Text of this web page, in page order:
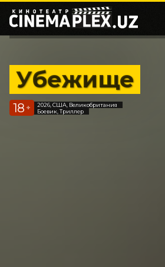
Убежище
18 +
2026, США, Великобритания
Боевик, Триллер